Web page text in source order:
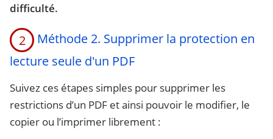
difficulté.
2
Méthode 2. Supprimer la protection en
lecture seule d'un PDF
Suivez ces étapes simples pour supprimer les
restrictions d’un PDF et ainsi pouvoir le modifier, le
copier ou l’imprimer librement :